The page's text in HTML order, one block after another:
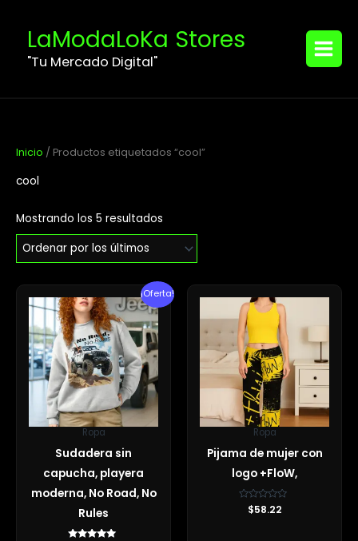
contenidoLaModaLoKa Stores
"Tu Mercado Digital"
MENU
Inicio / Productos etiquetados “cool”
cool
Mostrando los 5 resultados
últimos
¡Oferta!
Ropa
Sudadera sin
capucha, playera
moderna, No Road, No
Rules
precio
original
era:
$49.50.
precio
actual
es:
$38.45.
Ropa
Pijama de mujer con
logo +FloW,
Valorado
con
$58.22